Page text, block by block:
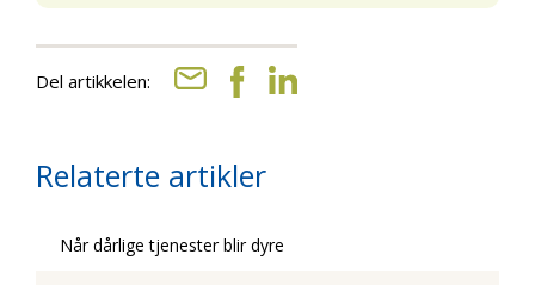
Del artikkelen:
Relaterte artikler
Når dårlige tjenester blir dyre